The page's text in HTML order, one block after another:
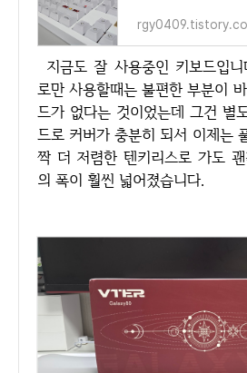
지금도 잘 사용중인 키보드입니다. 텐키리스 단독으
로만 사용할때는 불편한 부분이
드가 없다는 것이었는데 그건 별
드로 커버가 충분히 되서 이제는
짝 더 저렴한 텐키리스로 가도
의 폭이 훨씬 넓어졌습니다.